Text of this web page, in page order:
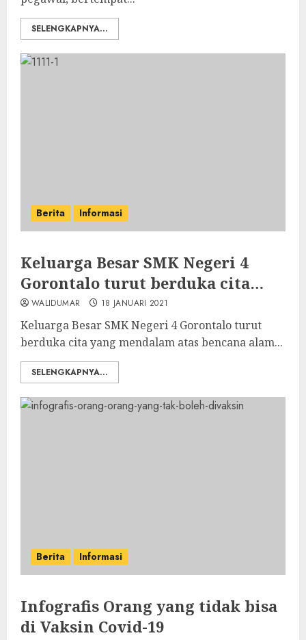
SELENGKAPNYA...
Berita Informasi
Keluarga Besar SMK Negeri 4
Gorontalo turut berduka cita…
WALIDUMAR 18 JANUARI 2021
Keluarga Besar SMK Negeri 4 Gorontalo turut
berduka cita yang mendalam atas bencana alam...
SELENGKAPNYA...
Berita Informasi
Infografis Orang yang tidak bisa
di Vaksin Covid-19